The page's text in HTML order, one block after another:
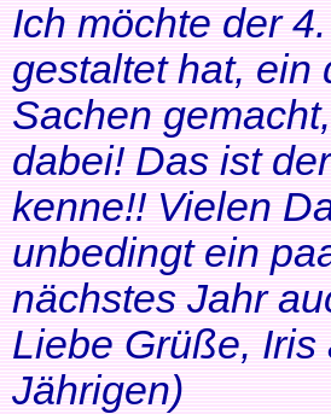
Ich möchte der
gestaltet hat, ein
Sachen
dabei! Das ist
kenne!! Vielen
unbedingt ein
nächstes Jahr
Liebe Grüße, Iris
Jährigen)